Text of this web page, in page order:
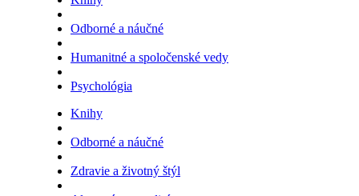
Odborné a náučné
Humanitné a spoločenské vedy
Psychológia
Knihy
Odborné a náučné
Zdravie a životný štýl